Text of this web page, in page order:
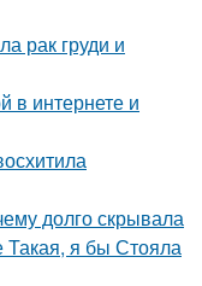
рак груди и
в интернете и
долго скрывала
Такая, я бы Стояла